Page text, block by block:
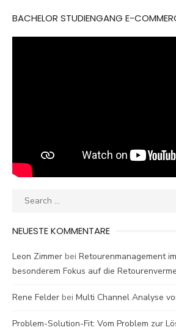
BACHELOR STUDIENGANG E-
Search
NEUESTE KOMMENTARE
Leon Zimmer bei Retourenmanagement
besonderem Fokus auf die
Rene Felder bei Multi Channel Analyse
Problem-Solution-Fit: Vom Problem zur